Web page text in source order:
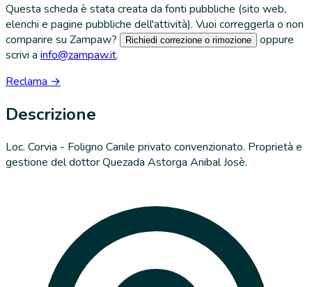
Questa scheda è stata creata da fonti pubbliche (sito web,
elenchi e pagine pubbliche dell'attività). Vuoi correggerla o non
comparire su Zampaw?
Richiedi correzione o rimozione
oppure
scrivi a info@zampaw.it.
Reclama →
Descrizione
Loc. Corvia - Foligno Canile privato convenzionato. Proprietà e
gestione del dottor Quezada Astorga Anibal Josè.